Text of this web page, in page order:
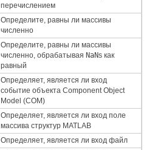
перечислением
Определите, равны ли массивы
численно
Определите, равны ли массивы
численно, обрабатывая NaNs как
равный
Определяет, является ли вход
событие объекта Component Object
Model (COM)
Определяет, является ли вход поле
массива структур MATLAB
Определяет, является ли вход файл